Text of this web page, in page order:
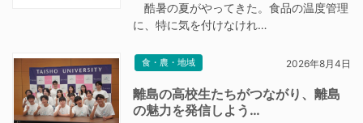
酷暑の夏がやってきた。食品の温度管理
に、特に気を付けなけれ…
食・農・地域 2026年8月4日
離島の高校生たちがつながり、離島
の魅力を発信しよう…